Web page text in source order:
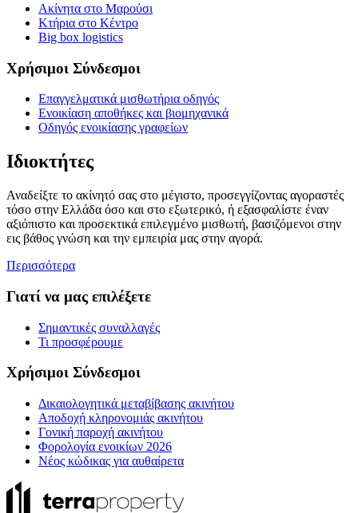
Ακίνητα στο Μαρούσι
Κτήρια στο Κέντρο
Big box logistics
Χρήσιμοι Σύνδεσμοι
Επαγγελματικά μισθωτήρια οδηγός
Ενοικίαση αποθήκες και βιομηχανικά
Οδηγός ενοικίασης γραφείων
Ιδιοκτήτες
Αναδείξτε το ακίνητό σας στο μέγιστο, προσεγγίζοντας αγοραστές
τόσο στην Ελλάδα όσο και στο εξωτερικό, ή εξασφαλίστε έναν
αξιόπιστο και προσεκτικά επιλεγμένο μισθωτή, βασιζόμενοι στην
εις βάθος γνώση και την εμπειρία μας στην αγορά.
Περισσότερα
Γιατί να μας επιλέξετε
Σημαντικές συναλλαγές
Τι προσφέρουμε
Χρήσιμοι Σύνδεσμοι
Δικαιολογητικά μεταβίβασης ακινήτου
Αποδοχή κληρονομιάς ακινήτου
Γονική παροχή ακινήτου
Φορολογία ενοικίων 2026
Νέος κώδικας για αυθαίρετα